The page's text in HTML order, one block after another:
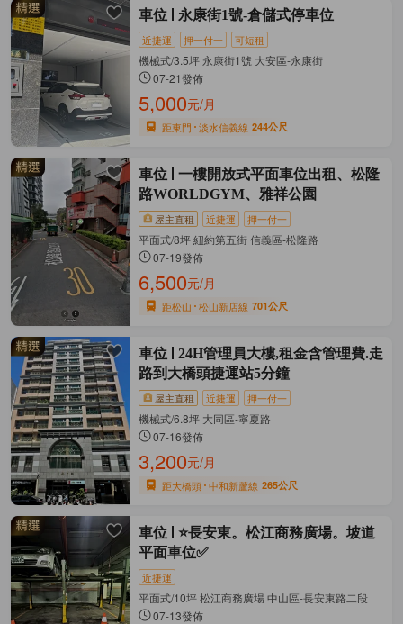
車位 永康街1號-倉儲式停車位
近捷運 押一付一 可短租
機械式/3.5坪 永康街1號 大安區-永康街
07-21發佈
5,000元/月
距東門 淡水信義線 244公尺
車位
一樓開放式平面車位出租、松隆
路WORLDGYM、雅祥公園
屋主直租 近捷運 押一付一
平面式/8坪 紐約第五街 信義區-松隆路
07-19發佈
6,500元/月
距松山 松山新店線 701公尺
車位
24H管理員大樓,租金含管理費.走
路到大橋頭捷運站5分鐘
屋主直租 近捷運 押一付一
機械式/6.8坪 大同區-寧夏路
07-16發佈
3,200元/月
距大橋頭 中和新蘆線 265公尺
車位
⭐長安東。松江商務廣場。坡道
平面車位✅
近捷運
平面式/10坪 松江商務廣場 中山區-長安東路二段
07-13發佈